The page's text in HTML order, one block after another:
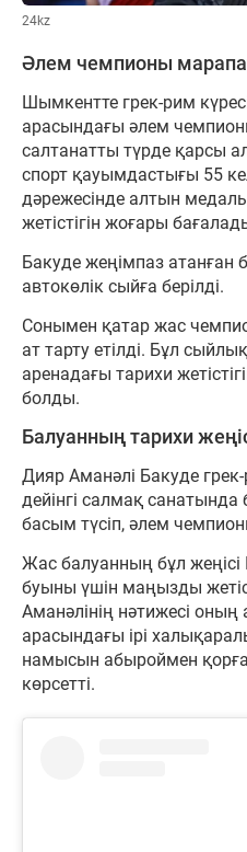
24kz
Әлем чемпионы
Шымкентте грек-рим
арасындағы әлем
салтанатты түрде қарсы
спорт қауымдастығы 55
дәрежесінде алтын
жетістігін жоғары
Бакуде жеңімпаз атанған
автокөлік сыйға берілді.
Сонымен қатар жас
ат тарту етілді. Бұл
аренадағы тарихи
болды.
Балуанның тарихи
Дияр Аманәлі Бакуде грек-
дейінгі салмақ
басым түсіп, әлем
Жас балуанның бұл жеңісі
буыны үшін маңызды
Аманәлінің нәтижесі
арасындағы ірі
намысын абыроймен
көрсетті.